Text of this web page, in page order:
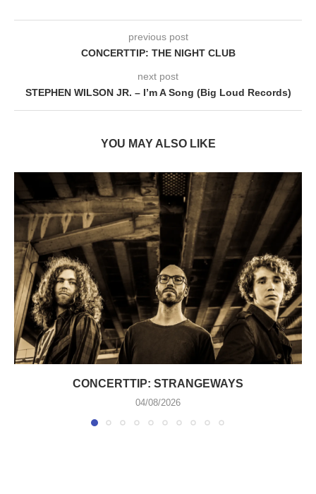
previous post
CONCERTTIP: THE NIGHT CLUB
next post
STEPHEN WILSON JR. – I’m A Song (Big Loud Records)
YOU MAY ALSO LIKE
CONCERTTIP: STRANGEWAYS
04/08/2026